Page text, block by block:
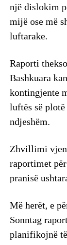
një dislokim
mijë ose më
luftarake.
Raporti
Bashkuara
kontingjente
luftës së
ndjeshëm.
Zhvillimi vjen
raportimet
pranisë
Më herët, e
Sonntag
planifikojnë